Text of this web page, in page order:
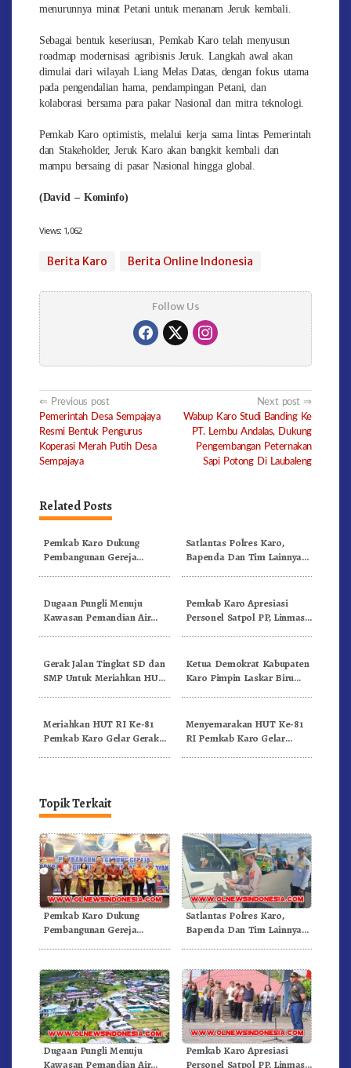
menurunnya minat Petani untuk menanam Jeruk kembali.
Sebagai bentuk keseriusan, Pemkab Karo telah menyusun
roadmap modernisasi agribisnis Jeruk. Langkah awal akan
dimulai dari wilayah Liang Melas Datas, dengan fokus utama
pada pengendalian hama, pendampingan Petani, dan
kolaborasi bersama para pakar Nasional dan mitra teknologi.
Pemkab Karo optimistis, melalui kerja sama lintas Pemerintah
dan Stakeholder, Jeruk Karo akan bangkit kembali dan
mampu bersaing di pasar Nasional hingga global.
(David – Kominfo)
Views: 1,062
Berita Karo Berita Online Indonesia
Follow Us
Post
navigation
Previous post
Pemerintah Desa Sempajaya
Resmi Bentuk Pengurus
Koperasi Merah Putih Desa
Sempajaya
Next post
Wabup Karo Studi Banding Ke
PT. Lembu Andalas, Dukung
Pengembangan Peternakan
Sapi Potong Di Laubaleng
Related Posts
Pemkab Karo Dukung
Pembangunan Gereja
Satlantas Polres Karo,
Bapenda Dan Tim Lainnya
Dugaan Pungli Menuju
Kawasan Pemandian Air
Pemkab Karo Apresiasi
Personel Satpol PP, Linmas,
Gerak Jalan Tingkat SD dan
SMP Untuk Meriahkan HUT
Ketua Demokrat Kabupaten
Karo Pimpin Laskar Biru
Meriahkan HUT RI Ke-81
Pemkab Karo Gelar Gerak
Menyemarakan HUT Ke-81
RI Pemkab Karo Gelar
Topik Terkait
Pemkab Karo Dukung
Pembangunan Gereja
Satlantas Polres Karo,
Bapenda Dan Tim Lainnya
Dugaan Pungli Menuju
Kawasan Pemandian Air
Pemkab Karo Apresiasi
Personel Satpol PP, Linmas,